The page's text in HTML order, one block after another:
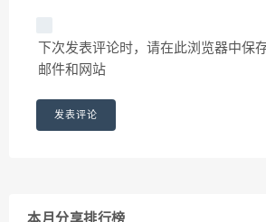
下次发表评论时，请在此浏览器中保
邮件和网站
本月分享排行榜